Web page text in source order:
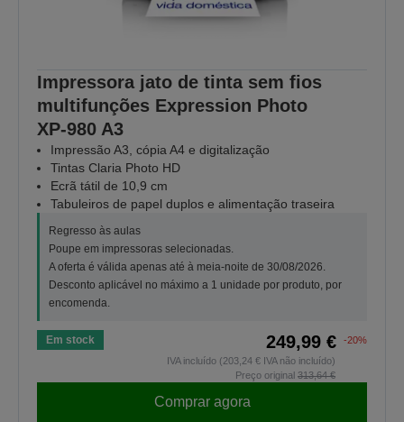
Impressora jato de tinta sem fios
multifunções Expression Photo
XP‑980 A3
Impressão A3, cópia A4 e digitalização
Tintas Claria Photo HD
Ecrã tátil de 10,9 cm
Tabuleiros de papel duplos e alimentação traseira
Regresso às aulas
Poupe em impressoras selecionadas.
A oferta é válida apenas até à meia-noite de 30/08/2026.
Desconto aplicável no máximo a 1 unidade por produto, por
encomenda.
Em stock 249,99 €
-20%
IVA incluído (203,24 € IVA não incluído)
Preço original 313,64 €
Comprar agora